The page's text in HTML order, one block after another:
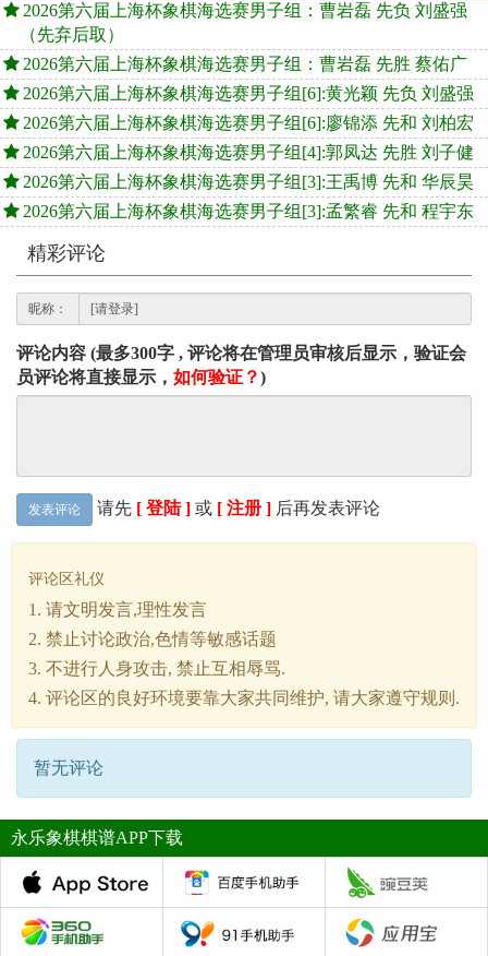
2026第六届上海杯象棋海选赛男子组：曹岩磊 先负 刘盛强
（先弃后取）
2026第六届上海杯象棋海选赛男子组：曹岩磊 先胜 蔡佑广
2026第六届上海杯象棋海选赛男子组[6]:黄光颖 先负 刘盛强
2026第六届上海杯象棋海选赛男子组[6]:廖锦添 先和 刘柏宏
2026第六届上海杯象棋海选赛男子组[4]:郭凤达 先胜 刘子健
2026第六届上海杯象棋海选赛男子组[3]:王禹博 先和 华辰昊
2026第六届上海杯象棋海选赛男子组[3]:孟繁睿 先和 程宇东
精彩评论
昵称：
评论内容 (最多300字 , 评论将在管理员审核后显示，验证会
员评论将直接显示， 如何验证？)
发表评论 请先 [ 登陆 ] 或 [ 注册 ] 后再发表评论
评论区礼仪
1. 请文明发言,理性发言
2. 禁止讨论政治,色情等敏感话题
3. 不进行人身攻击, 禁止互相辱骂.
4. 评论区的良好环境要靠大家共同维护, 请大家遵守规则.
暂无评论
永乐象棋棋谱APP下载